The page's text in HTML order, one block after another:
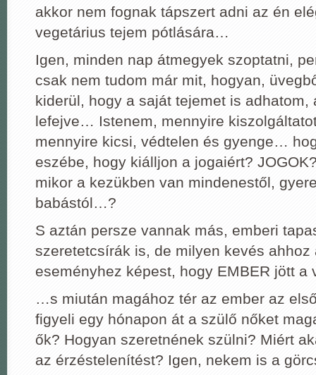
akkor nem fognak tápszert adni az én
vegetárius tejem pótlására…
Igen, minden nap átmegyek szoptatni,
csak nem tudom már mit, hogyan,
kiderül, hogy a saját tejemet is adhatom,
lefejve… Istenem, mennyire
mennyire kicsi, védtelen és gyenge…
eszébe, hogy kiálljon a jogaiért?
mikor a kezükben van mindenestől,
babástól…?
S aztán persze vannak más, emberi
szeretetcsírák is, de milyen kevés ahhoz
eseményhez képest, hogy EMBER jött
…s miután magához tér az ember az
figyeli egy hónapon át a szülő nőket
ők? Hogyan szeretnének szülni? Miért
az érzéstelenítést? Igen, nekem is a